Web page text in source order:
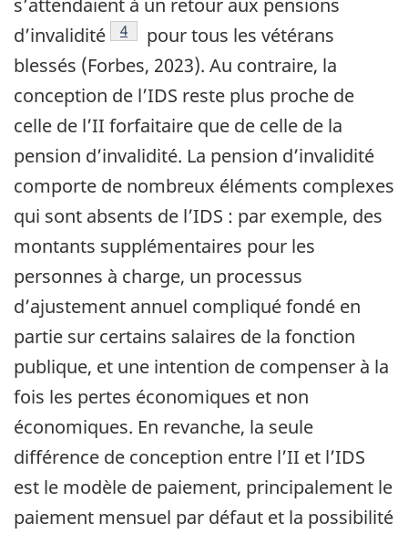
s’attendaient à un retour aux pensions
d’invalidité
Footnote
4
pour tous les vétérans
blessés (Forbes, 2023). Au contraire, la
conception de l’IDS reste plus proche de
celle de l’II forfaitaire que de celle de la
pension d’invalidité. La pension d’invalidité
comporte de nombreux éléments complexes
qui sont absents de l’IDS : par exemple, des
montants supplémentaires pour les
personnes à charge, un processus
d’ajustement annuel compliqué fondé en
partie sur certains salaires de la fonction
publique, et une intention de compenser à la
fois les pertes économiques et non
économiques. En revanche, la seule
différence de conception entre l’II et l’IDS
est le modèle de paiement, principalement le
paiement mensuel par défaut et la possibilité